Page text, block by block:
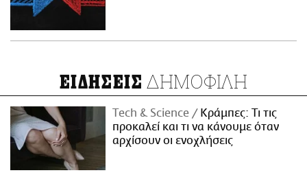
ΕΙΔΗΣΕΙΣ ΔΗΜΟΦΙΛΗ
Τech & Science
Κράμπες: Τι τις
προκαλεί και τι να κάνουμε όταν
αρχίσουν οι ενοχλήσεις